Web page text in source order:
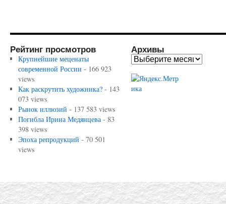
Рейтинг просмотров
Крупнейшие меценаты
современной России - 166 923
views
Как раскрутить художника?- 143
073 views
Рынок иллюзий - 137 583 views
Погибла Ирина Медянцева- 83
398 views
Эпоха репродукций - 70 501
views
Архивы